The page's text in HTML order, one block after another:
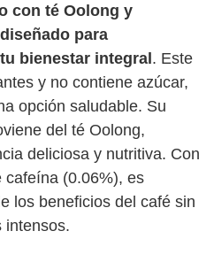
con té Oolong y
para
bienestar integral. Este
y no contiene azúcar,
opción saludable. Su
del té Oolong,
deliciosa y nutritiva. Con
cafeína (0.06%), es
los beneficios del café sin
intensos.